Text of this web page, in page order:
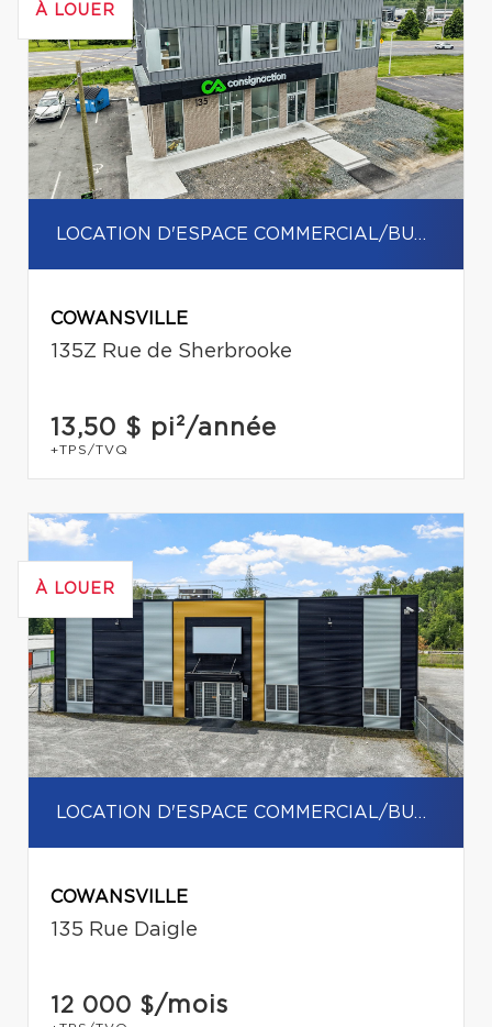
À LOUER
LOCATION D'ESPACE COMMERCIAL/BUREAU
COWANSVILLE
135Z Rue de Sherbrooke
13,50 $ pi²/année
+TPS/TVQ
À LOUER
LOCATION D'ESPACE COMMERCIAL/BUREAU
COWANSVILLE
135 Rue Daigle
12 000 $/mois